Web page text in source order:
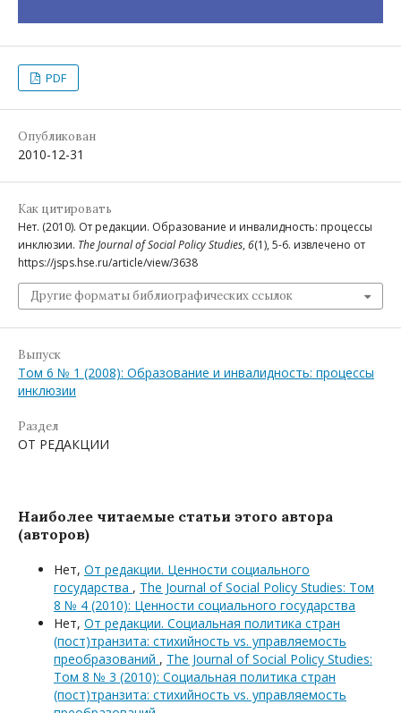
PDF
Опубликован
2010-12-31
Как цитировать
Нет. (2010). От редакции. Образование и инвалидность: процессы
инклюзии. The Journal of Social Policy Studies, 6(1), 5-6. извлечено от
https://jsps.hse.ru/article/view/3638
Другие форматы библиографических ссылок
Выпуск
Том 6 № 1 (2008): Образование и инвалидность: процессы
инклюзии
Раздел
ОТ РЕДАКЦИИ
Наиболее читаемые статьи этого автора
(авторов)
Нет, От редакции. Ценности социального
государства , The Journal of Social Policy Studies: Том
8 № 4 (2010): Ценности социального государства
Нет, От редакции. Социальная политика стран
(пост)транзита: стихийность vs. управляемость
преобразований , The Journal of Social Policy Studies:
Том 8 № 3 (2010): Социальная политика стран
(пост)транзита: стихийность vs. управляемость